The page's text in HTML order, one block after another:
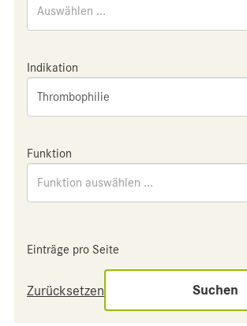
Auswählen ...
Indikation
Thrombophilie
Funktion
Funktion auswählen ...
Einträge pro Seite
Zurücksetzen Suchen